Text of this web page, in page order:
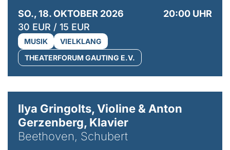
SO., 18. OKTOBER 2026
20:00 UHR
30 EUR / 15 EUR
MUSIK
VIELKLANG
THEATERFORUM GAUTING E.V.
Ilya Gringolts, Violine & Anton
Gerzenberg, Klavier
Beethoven, Schubert